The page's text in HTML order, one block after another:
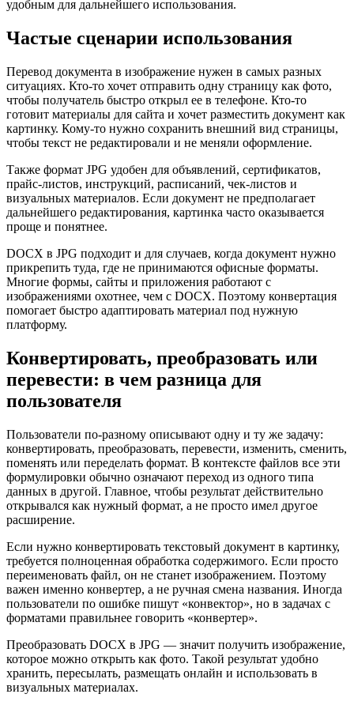
удобным для дальнейшего использования.
Частые сценарии использования
Перевод документа в изображение нужен в самых разных
ситуациях. Кто-то хочет отправить одну страницу как фото,
чтобы получатель быстро открыл ее в телефоне. Кто-то
готовит материалы для сайта и хочет разместить документ как
картинку. Кому-то нужно сохранить внешний вид страницы,
чтобы текст не редактировали и не меняли оформление.
Также формат JPG удобен для объявлений, сертификатов,
прайс-листов, инструкций, расписаний, чек-листов и
визуальных материалов. Если документ не предполагает
дальнейшего редактирования, картинка часто оказывается
проще и понятнее.
DOCX в JPG подходит и для случаев, когда документ нужно
прикрепить туда, где не принимаются офисные форматы.
Многие формы, сайты и приложения работают с
изображениями охотнее, чем с DOCX. Поэтому конвертация
помогает быстро адаптировать материал под нужную
платформу.
Конвертировать, преобразовать или
перевести: в чем разница для
пользователя
Пользователи по-разному описывают одну и ту же задачу:
конвертировать, преобразовать, перевести, изменить, сменить,
поменять или переделать формат. В контексте файлов все эти
формулировки обычно означают переход из одного типа
данных в другой. Главное, чтобы результат действительно
открывался как нужный формат, а не просто имел другое
расширение.
Если нужно конвертировать текстовый документ в картинку,
требуется полноценная обработка содержимого. Если просто
переименовать файл, он не станет изображением. Поэтому
важен именно конвертер, а не ручная смена названия. Иногда
пользователи по ошибке пишут «конвектор», но в задачах с
форматами правильнее говорить «конвертер».
Преобразовать DOCX в JPG — значит получить изображение,
которое можно открыть как фото. Такой результат удобно
хранить, пересылать, размещать онлайн и использовать в
визуальных материалах.